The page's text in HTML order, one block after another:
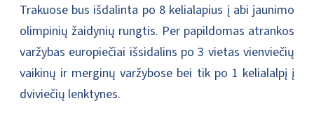
Trakuose bus išdalinta po 8 kelialapius į abi jaunimo
olimpinių žaidynių rungtis. Per papildomas atrankos
varžybas europiečiai išsidalins po 3 vietas vienviečių
vaikinų ir merginų varžybose bei tik po 1 kelialalpį į
dviviečių lenktynes.